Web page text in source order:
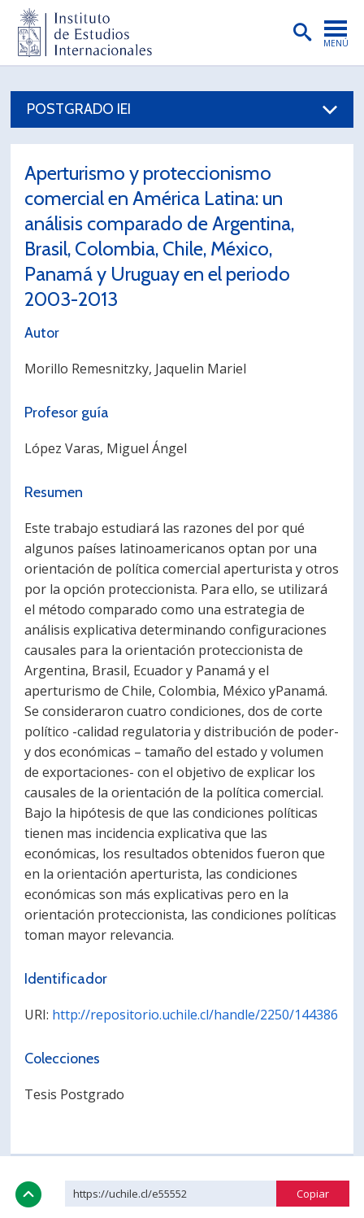
MENÚ
POSTGRADO
INVESTIGACIÓN
EXTENSIÓN
PUBLICACIONES
Postulantes
Estudiantes
POSTGRADO IEI
Aperturismo y proteccionismo
comercial en América Latina: un
análisis comparado de Argentina,
Brasil, Colombia, Chile, México,
Panamá y Uruguay en el periodo
2003-2013
Autor
Morillo Remesnitzky, Jaquelin Mariel
Profesor guía
López Varas, Miguel Ángel
Resumen
Este trabajo estudiará las razones del por qué
algunos países latinoamericanos optan por una
orientación de política comercial aperturista y otros
por la opción proteccionista. Para ello, se utilizará
el método comparado como una estrategia de
análisis explicativa determinando configuraciones
causales para la orientación proteccionista de
Argentina, Brasil, Ecuador y Panamá y el
aperturismo de Chile, Colombia, México yPanamá.
Se consideraron cuatro condiciones, dos de corte
político -calidad regulatoria y distribución de poder-
y dos económicas – tamaño del estado y volumen
de exportaciones- con el objetivo de explicar los
causales de la orientación de la política comercial.
Bajo la hipótesis de que las condiciones políticas
tienen mas incidencia explicativa que las
económicas, los resultados obtenidos fueron que
en la orientación aperturista, las condiciones
económicas son más explicativas pero en la
orientación proteccionista, las condiciones políticas
toman mayor relevancia.
Identificador
URI: http://repositorio.uchile.cl/handle/2250/144386
Colecciones
Tesis Postgrado
https://uchile.cl/e55552